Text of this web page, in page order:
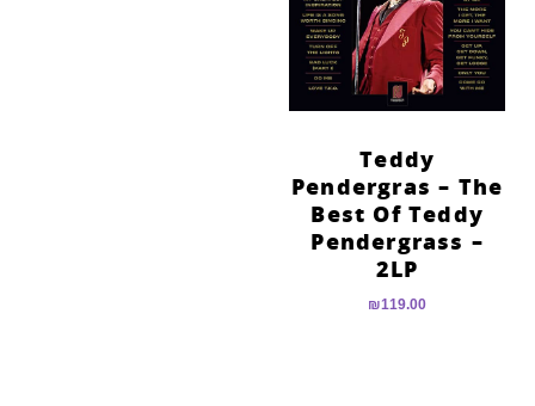
format_underlined הוסף קו תחתון לקישורים
font_download סמן קישורים
לאפס
האפשרויות
cached
Teddy
Pendergras – The
Best Of Teddy
Pendergrass –
2LP
₪119.00